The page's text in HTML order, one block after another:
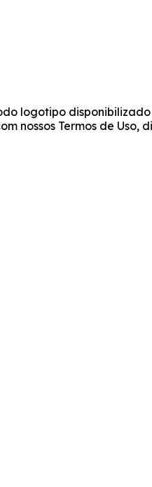
logotipo disponibilizado
nossos Termos de Uso,